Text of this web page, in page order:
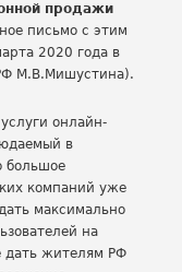
продажи
письмо с этим
2020 года в
М.В.Мишустина).
онлайн-
в
большое
компаний уже
максимально
на
дать жителям РФ